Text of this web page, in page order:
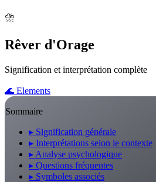
⛈️
Rêver d'Orage
Signification et interprétation complète
🌊 Elements
Sommaire
▸ Signification générale
▸ Interprétations selon le contexte
▸ Analyse psychologique
▸ Questions fréquentes
▸ Symboles associés